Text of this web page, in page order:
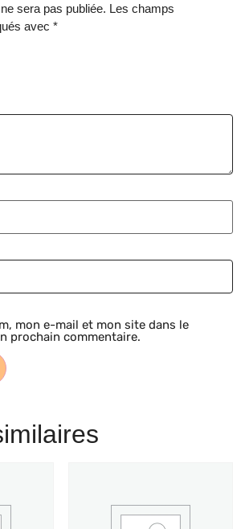
sera pas publiée. Les champs
avec *
mon e-mail et mon site dans le
prochain commentaire.